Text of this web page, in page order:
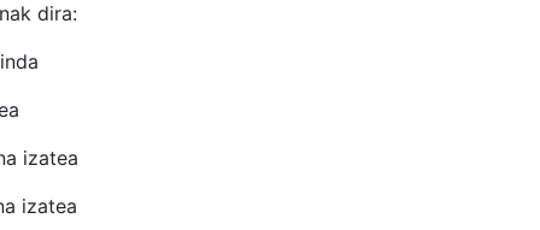
dira:
izatea
izatea